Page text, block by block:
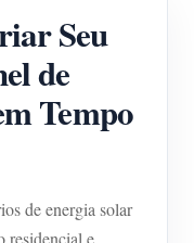
Fi (WEM3080T)
Wi-Fi (WEM3046T)
Wi-Fi (WEM3050T)
Seu
de
Tempo
de energia solar